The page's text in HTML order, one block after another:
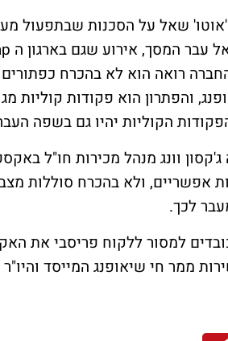
'אוטו' שאל על הסכנות שבתפעול
עבר המסך, אירוע שגם בארגון ה
רואה הוא לא בהכרח
והפתרון הוא פקודות קוליות
הקוליות יהיו גם בשפה
וונג מנהל מכירות חו"ל
אפשריים, ולא בהכרח סוללות
לכך.
ממר חי שיאופנג המייסד